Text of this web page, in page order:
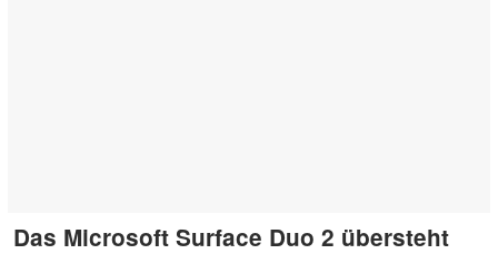
Das Microsoft Surface Duo 2 übersteht